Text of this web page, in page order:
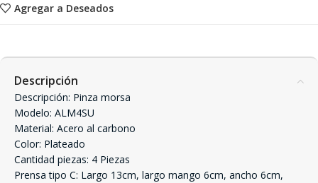
Agregar a Deseados
Descripción
Descripción: Pinza morsa
Modelo: ALM4SU
Material: Acero al carbono
Color: Plateado
Cantidad piezas: 4 Piezas
Prensa tipo C: Largo 13cm, largo mango 6cm, ancho 6cm,